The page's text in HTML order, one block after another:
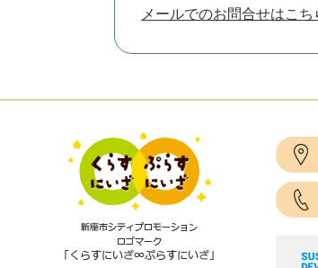
メールでのお問合せはこち